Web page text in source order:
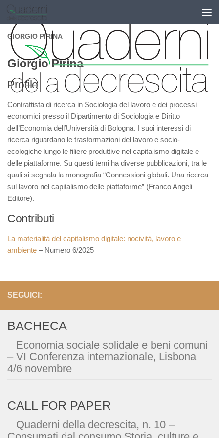
Salta al contenuto
GIORGIO PIRINA
Giorgio Pirina
Profilo
Contrattista di ricerca in Sociologia del lavoro e dei processi
economici presso il Dipartimento di Sociologia e Diritto
dell’Economia dell’Università di Bologna. I suoi interessi di
ricerca riguardano le trasformazioni del lavoro e socio-
ecologiche lungo le filiere produttive nel capitalismo digitale e
delle piattaforme. Su questi temi ha diverse pubblicazioni, tra le
quali si segnala la monografia “Connessioni globali. Una ricerca
sul lavoro nel capitalismo delle piattaforme” (Franco Angeli
Editore).
Contributi
La materialità del capitalismo digitale: nocività, lavoro e
ambiente – Numero 6/2025
SEGUICI:
BACHECA
Economia sociale solidale e beni comuni
– VI Conferenza internazionale, Lisbona
4/6 novembre
CALL FOR PAPER
Quaderni della decrescita, n. 10 –